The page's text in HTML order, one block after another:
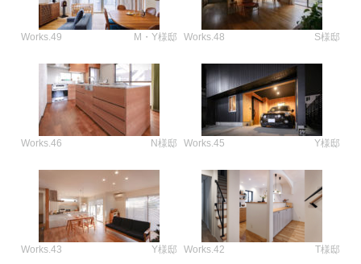
Works.49 M・Y様邸 Works.48 S様邸
Works.46 N様邸 Works.45 Y様邸
Works.43 Y様邸 Works.42 T様邸